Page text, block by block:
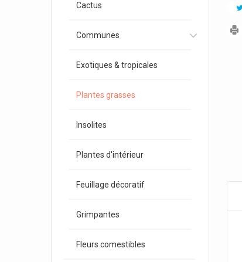
Cactus
Communes
Exotiques & tropicales
Plantes grasses
Insolites
Plantes d'intérieur
Feuillage décoratif
Grimpantes
Fleurs comestibles